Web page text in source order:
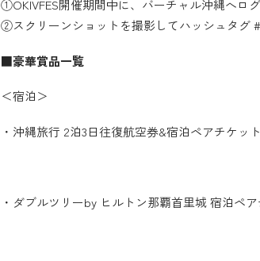
①OKIVFES開催期間中に、バーチャル沖縄へロ
②スクリーンショットを撮影してハッシュタグ
■豪華賞品一覧
＜宿泊＞
・沖縄旅行 2泊3日往復航空券&宿泊ペアチケ
・ダブルツリーby ヒルトン那覇首里城​​ 宿泊ペ